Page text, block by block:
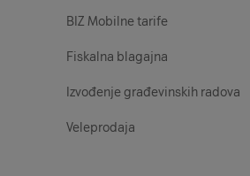
BIZ Mobilne tarife
Fiskalna blagajna
Izvođenje građevinskih radova
Veleprodaja